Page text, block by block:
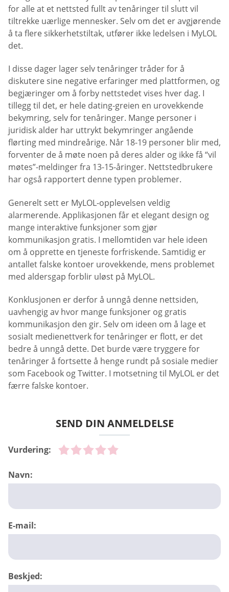
for alle at et nettsted fullt av tenåringer til slutt vil
tiltrekke uærlige mennesker. Selv om det er avgjørende
å ta flere sikkerhetstiltak, utfører ikke ledelsen i MyLOL
det.
I disse dager lager selv tenåringer tråder for å
diskutere sine negative erfaringer med plattformen, og
begjæringer om å forby nettstedet vises hver dag. I
tillegg til det, er hele dating-greien en urovekkende
bekymring, selv for tenåringer. Mange personer i
juridisk alder har uttrykt bekymringer angående
flørting med mindreårige. Når 18-19 personer blir med,
forventer de å møte noen på deres alder og ikke få “vil
møtes”-meldinger fra 13-15-åringer. Nettstedbrukere
har også rapportert denne typen problemer.
Generelt sett er MyLOL-opplevelsen veldig
alarmerende. Applikasjonen får et elegant design og
mange interaktive funksjoner som gjør
kommunikasjon gratis. I mellomtiden var hele ideen
om å opprette en tjeneste forfriskende. Samtidig er
antallet falske kontoer urovekkende, mens problemet
med aldersgap forblir uløst på MyLOL.
Konklusjonen er derfor å unngå denne nettsiden,
uavhengig av hvor mange funksjoner og gratis
kommunikasjon den gir. Selv om ideen om å lage et
sosialt medienettverk for tenåringer er flott, er det
bedre å unngå dette. Det burde være tryggere for
tenåringer å fortsette å henge rundt på sosiale medier
som Facebook og Twitter. I motsetning til MyLOL er det
færre falske kontoer.
SEND DIN ANMELDELSE
Vurdering:
Navn:
E-mail:
Beskjed: